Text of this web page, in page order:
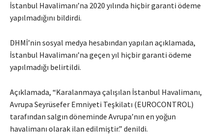
İstanbul Havalimanı’na 2020 yılında hiçbir garanti ödeme
yapılmadığını bildirdi.
DHMİ’nin sosyal medya hesabından yapılan açıklamada,
İstanbul Havalimanı’na geçen yıl hiçbir garanti ödeme
yapılmadığı belirtildi.
Açıklamada, “Karalanmaya çalışılan İstanbul Havalimanı,
Avrupa Seyrüsefer Emniyeti Teşkilatı (EUROCONTROL)
tarafından salgın döneminde Avrupa’nın en yoğun
havalimanı olarak ilan edilmiştir.” denildi.